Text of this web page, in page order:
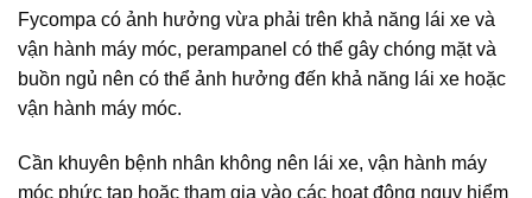
Fycompa có ảnh hưởng vừa phải trên khả năng lái xe và
vận hành máy móc, perampanel có thể gây chóng mặt và
buồn ngủ nên có thể ảnh hưởng đến khả năng lái xe hoặc
vận hành máy móc.
Cần khuyên bệnh nhân không nên lái xe, vận hành máy
móc phức tạp hoặc tham gia vào các hoạt động nguy hiểm